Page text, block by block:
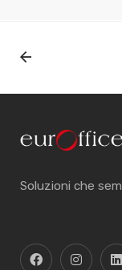
Soluzioni che